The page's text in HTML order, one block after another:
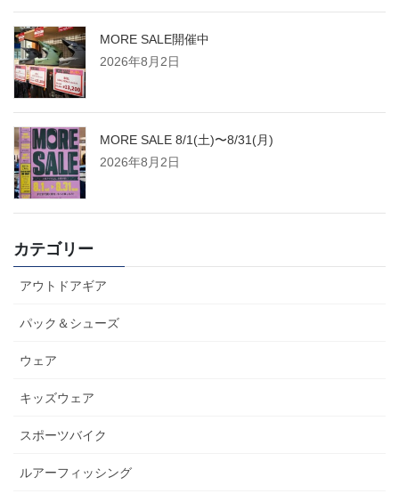
MORE SALE開催中
2026年8月2日
MORE SALE 8/1(土)〜8/31(月)
2026年8月2日
カテゴリー
アウトドアギア
パック＆シューズ
ウェア
キッズウェア
スポーツバイク
ルアーフィッシング